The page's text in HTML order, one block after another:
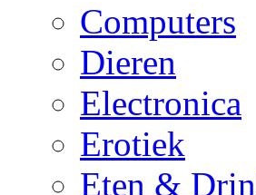
Computers
Dieren
Electronica
Erotiek
Eten &